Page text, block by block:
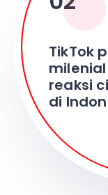
TikTok
reaksi
di